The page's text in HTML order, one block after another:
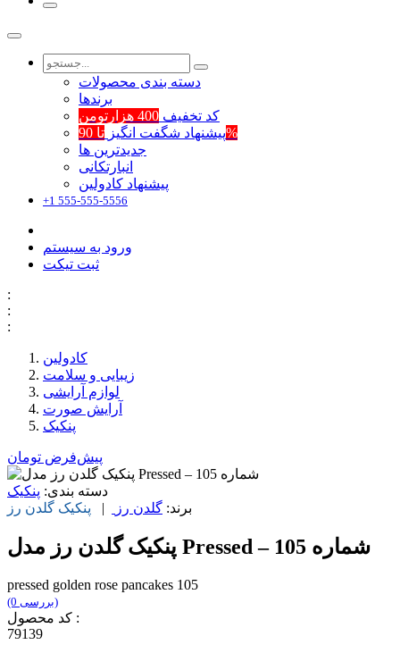
دسته بندی محصولات
برند‌ها
کد تخفیف 400 هزارتومن
پیشنهاد شگفت انگیزتا 90%
جدیدترین ها
انبارتکانی
پیشنهاد کادولین
+1 555-555-5556
ورود به سیستم
ثبت تیکت
:
:
:
کادولین
زیبایی و سلامت
لوازم آرایشی
آرایش صورت
پنکیک
پیش‌فرض تومان
دسته بندی: پنکیک
برند: گلدن رز | پنکیک گلدن رز
پنکیک گلدن رز مدل Pressed – شماره 105
pressed golden rose pancakes 105
(0 بررسی)
کد محصول :
79139